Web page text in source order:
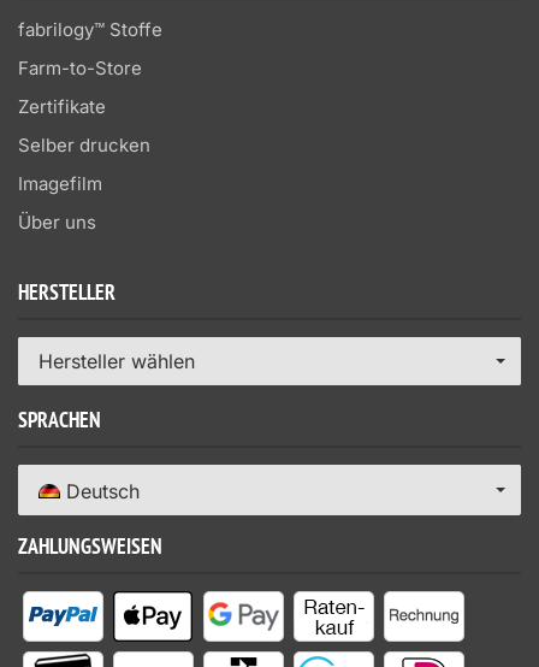
fabrilogy™ Stoffe
Farm-to-Store
Zertifikate
Selber drucken
Imagefilm
Über uns
HERSTELLER
Hersteller wählen
SPRACHEN
Deutsch
ZAHLUNGSWEISEN